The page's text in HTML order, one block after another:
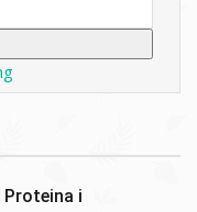
Proteina i